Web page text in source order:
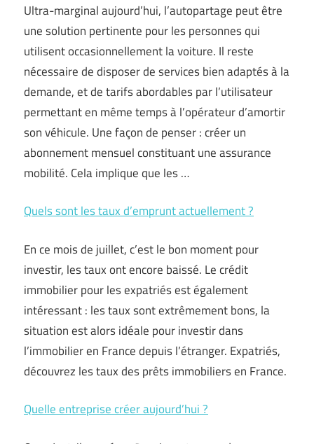
Ultra-marginal aujourd’hui, l’autopartage peut être
une solution pertinente pour les personnes qui
utilisent occasionnellement la voiture. Il reste
nécessaire de disposer de services bien adaptés à la
demande, et de tarifs abordables par l’utilisateur
permettant en même temps à l’opérateur d’amortir
son véhicule. Une façon de penser : créer un
abonnement mensuel constituant une assurance
mobilité. Cela implique que les …
Quels sont les taux d’emprunt actuellement ?
En ce mois de juillet, c’est le bon moment pour
investir, les taux ont encore baissé. Le crédit
immobilier pour les expatriés est également
intéressant : les taux sont extrêmement bons, la
situation est alors idéale pour investir dans
l’immobilier en France depuis l’étranger. Expatriés,
découvrez les taux des prêts immobiliers en France.
Quelle entreprise créer aujourd’hui ?